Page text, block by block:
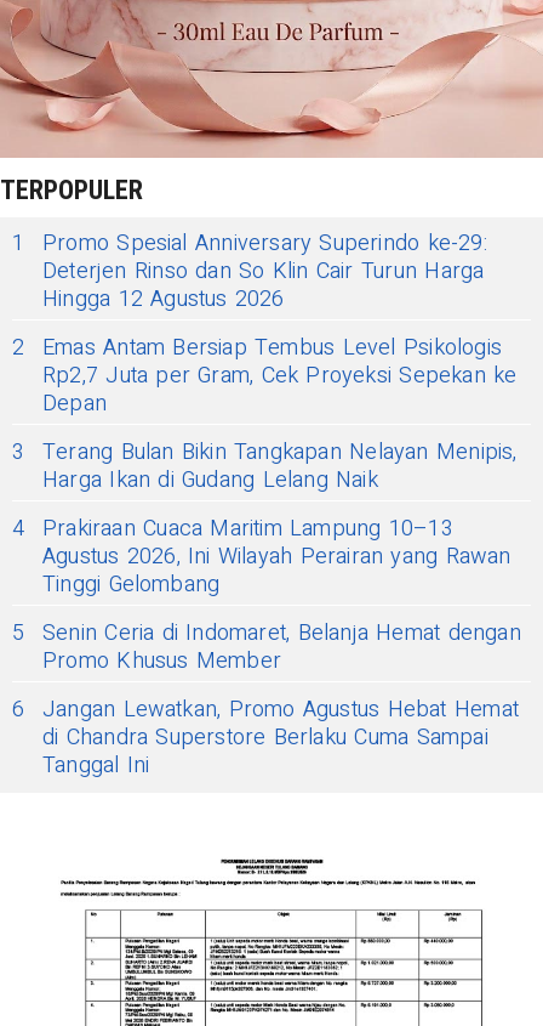
TERPOPULER
1
Promo Spesial Anniversary Superindo ke-29:
Deterjen Rinso dan So Klin Cair Turun Harga
Hingga 12 Agustus 2026
2
Emas Antam Bersiap Tembus Level Psikologis
Rp2,7 Juta per Gram, Cek Proyeksi Sepekan ke
Depan
3
Terang Bulan Bikin Tangkapan Nelayan Menipis,
Harga Ikan di Gudang Lelang Naik
4 Prakiraan Cuaca Maritim Lampung 10–13
Agustus 2026, Ini Wilayah Perairan yang Rawan
Tinggi Gelombang
5 Senin Ceria di Indomaret, Belanja Hemat dengan
Promo Khusus Member
6 Jangan Lewatkan, Promo Agustus Hebat Hemat
di Chandra Superstore Berlaku Cuma Sampai
Tanggal Ini